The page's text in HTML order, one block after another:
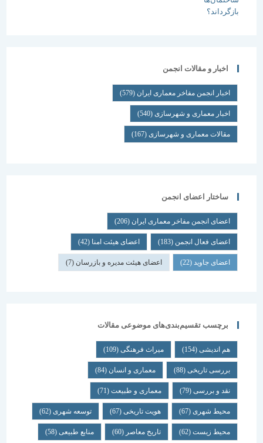
اخبار و مقالات انجمن
اخبار انجمن مفاخر معماری ایران (579)
اخبار معماری و شهرسازی(540)
مقالات معماری و شهرسازی(167)
ساختار اعضای انجمن
اعضای انجمن مفاخر معماری ایران (206)
اعضای فعال انجمن(183) اعضای هیئت امنا(42)
اعضای جاوید(22) اعضای هیئت مدیره و بازرسان(7)
برچسب تقسیم‌بندی‌های موضوعی مقالات
هم اندیشی (154) میراث فرهنگی (109)
بررسی تاریخی (88) معماری و انسان (84)
نقد و بررسی (79) معماری و طبیعت (71)
محیط شهری(67) هویت تاریخی(67) توسعه شهری(62)
محیط زیست(62) تاریخ معاصر(60) منابع طبیعی(58)